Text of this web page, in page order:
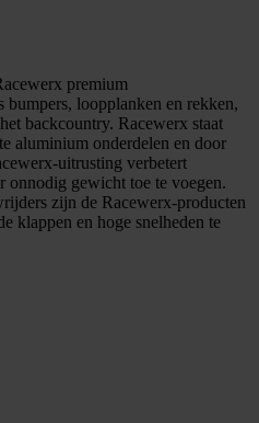
premium
bumpers, loopplanken en rekken,
backcountry. Racewerx staat
aluminium onderdelen en door
uitrusting verbetert
onnodig gewicht toe te voegen.
zijn de Racewerx-producten
klappen en hoge snelheden te